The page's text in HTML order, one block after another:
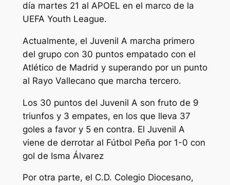
día martes 21 al APOEL en el marco de la
UEFA Youth League.
Actualmente, el Juvenil A marcha primero
del grupo con 30 puntos empatado con el
Atlético de Madrid y superando por un punto
al Rayo Vallecano que marcha tercero.
Los 30 puntos del Juvenil A son fruto de 9
triunfos y 3 empates, en los que lleva 37
goles a favor y 5 en contra. El Juvenil A
viene de derrotar al Fútbol Peña por 1-0 con
gol de Isma Álvarez
Por otra parte, el C.D. Colegio Diocesano,